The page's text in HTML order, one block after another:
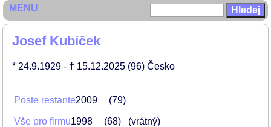
Josef Kubíček
* 24.9.1929 - † 15.12.2025 (96) Česko
Poste restante2009 79
Vše pro firmu1998 68 (vrátný)
MENU